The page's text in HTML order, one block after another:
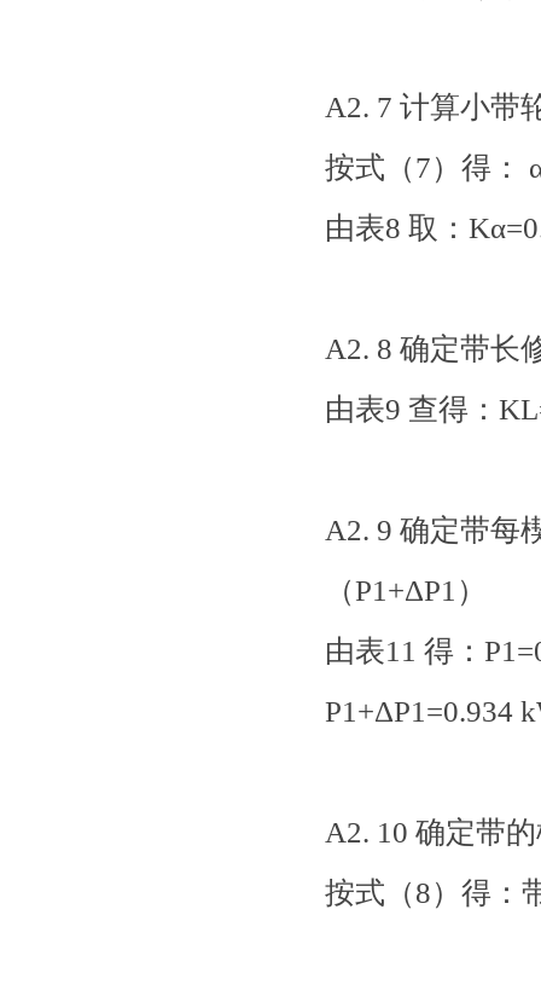
A2. 7 计算小带
按式（7）得：
由表8 取：
A2. 8 确定带长
由表9 查得：
A2. 9 确定带每
（P1+ΔP1）
由表11 得：
P1+ΔP1=0.934
A2. 10 确定带
按式（8）得：